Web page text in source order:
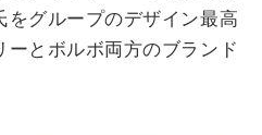
をグループのデザイン最高
とボルボ両方のブランド